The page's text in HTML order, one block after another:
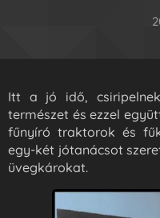
Itt a jó idő,
természet és ezzel
fűnyíró traktorok és
egy-két jótanácsot
üvegkárokat.